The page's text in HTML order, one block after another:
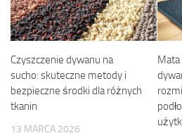
Czyszczenie dywanu na
sucho: skuteczne metody i
bezpieczne środki dla różnych
tkanin
13 MARCA 2026